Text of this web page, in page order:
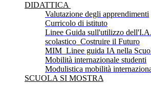
DIDATTICA
Valutazione degli apprendimenti
Curricolo di istituto
Linee Guida sull'utilizzo
scolastico_Costruire il Futuro
MIM_Linee guida IA nella
Mobilità internazionale studenti
Modulistica mobilità
SCUOLA SI MOSTRA